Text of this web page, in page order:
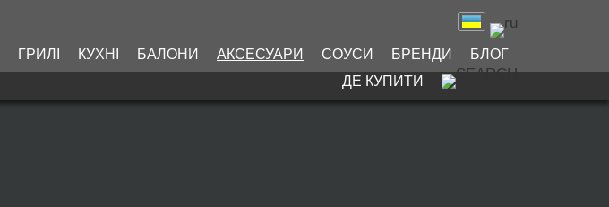
ГРИЛІ КУХНІ БАЛОНИ АКСЕСУАРИ СОУСИ БРЕНДИ
БЛОГ
ДЕ КУПИТИ